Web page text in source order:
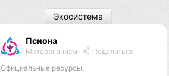
Псиона
Метаорганизм
Поделиться
Официальные ресурсы:
Экосистема